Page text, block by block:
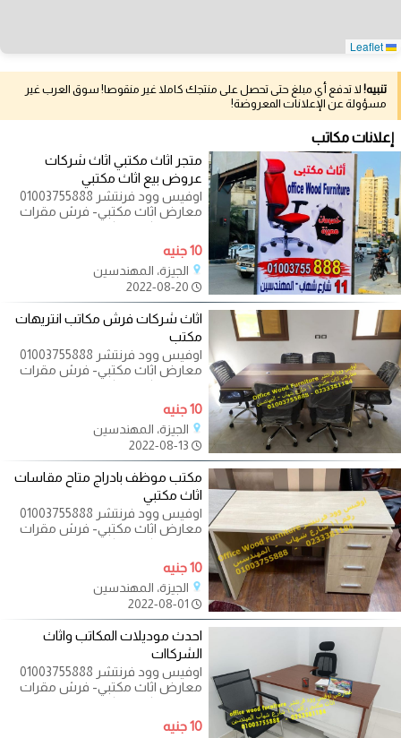
تنبيه! لا تدفع أي مبلغ حتى تحصل على منتجك كاملا غير منقوصا! سوق العرب غير
مسؤولة عن الإعلانات المعروضة!
إعلانات مكاتب
متجر اثاث مكتبي اثاث شركات
عروض بيع اثاث مكتبي
اوفيس وود فرنتشر 01003755888
معارض اثاث مكتبي- فرش مقرات
ادارية - مكاتب - كراسي - طاولات
اجتماعات - اثاث
10 جنيه
الجيزة، المهندسين
اثاث شركات فرش مكاتب انتريهات
مكتب
اوفيس وود فرنتشر 01003755888
معارض اثاث مكتبي- فرش مقرات
ادارية - مكاتب - كراسي - طاولات
اجتماعات - اثاث
10 جنيه
الجيزة، المهندسين
مكتب موظف بادراج متاح مقاسات
اثاث مكتبي
اوفيس وود فرنتشر 01003755888
معارض اثاث مكتبي- فرش مقرات
ادارية - مكاتب - كراسي - طاولات
اجتماعات - اثاث
10 جنيه
الجيزة، المهندسين
احدث موديلات المكاتب واثاث
الشركاات
اوفيس وود فرنتشر 01003755888
معارض اثاث مكتبي- فرش مقرات
ادارية - مكاتب - كراسي - طاولات
اجتماعات - اثاث
10 جنيه